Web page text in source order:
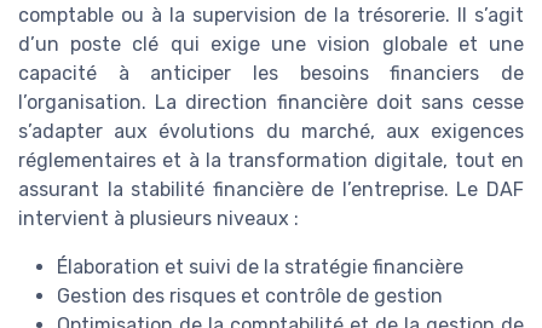
comptable ou à la supervision de la trésorerie. Il s’agit
d’un poste clé qui exige une vision globale et une
capacité à anticiper les besoins financiers de
l’organisation. La direction financière doit sans cesse
s’adapter aux évolutions du marché, aux exigences
réglementaires et à la transformation digitale, tout en
assurant la stabilité financière de l’entreprise. Le DAF
intervient à plusieurs niveaux :
Élaboration et suivi de la stratégie financière
Gestion des risques et contrôle de gestion